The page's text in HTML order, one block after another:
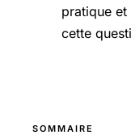
pratique
cette
SOMMAIRE